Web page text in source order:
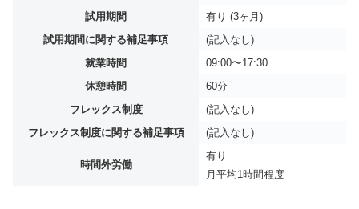
試用期間
有り (3ヶ月)
試用期間に関する補足事項
(記入なし)
就業時間
09:00〜17:30
休憩時間
60分
フレックス制度
(記入なし)
フレックス制度に関する補足事項
(記入なし)
時間外労働
有り
月平均1時間程度